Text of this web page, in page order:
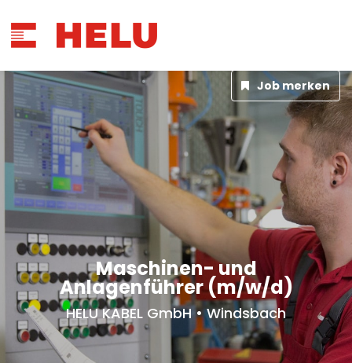
Maschinen- und
Anlagenführer (m/w/d)
HELU KABEL GmbH • Windsbach
Job merken